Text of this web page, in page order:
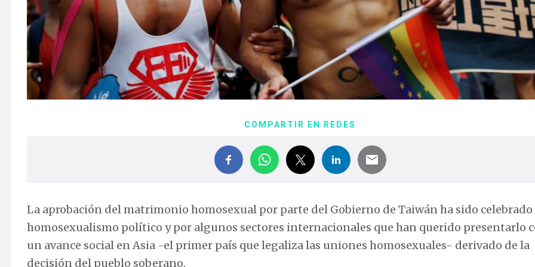
COMPARTIR EN REDES
La aprobación del matrimonio homosexual por parte del Gobierno de Taiwán ha sido
homosexualismo político y por algunos sectores internacionales que han querido presentarlo
un avance social en Asia -el primer país que legaliza las uniones homosexuales- derivado de la
decisión del pueblo soberano.